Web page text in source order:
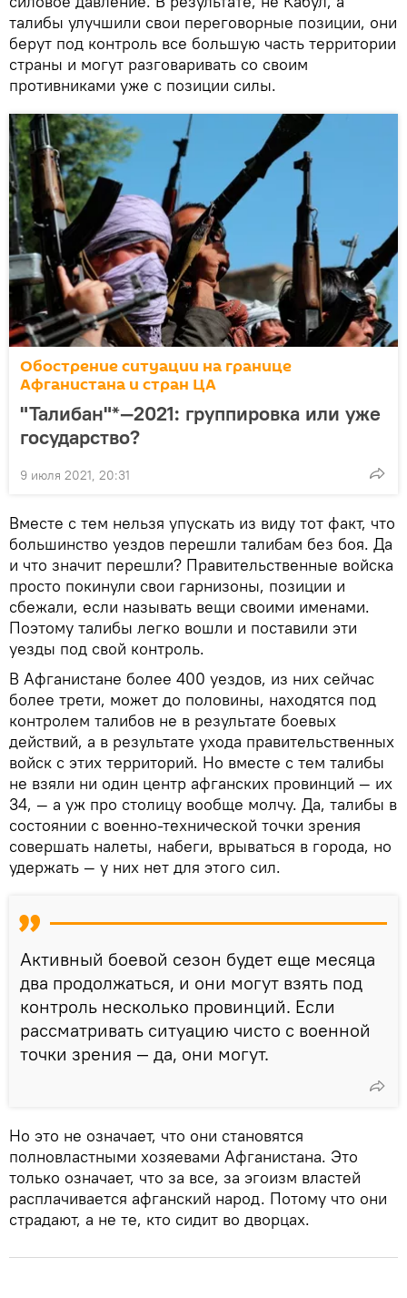
талибы улучшили свои переговорные позиции, они
берут под контроль все большую часть территории
страны и могут разговаривать со своим
противниками уже с позиции силы.
Обострение ситуации на границе
Афганистана и стран ЦА
"Талибан"*—2021: группировка или уже
государство?
9 июля 2021, 20:31
Вместе с тем нельзя упускать из виду тот факт, что
большинство уездов перешли талибам без боя. Да
и что значит перешли? Правительственные войска
просто покинули свои гарнизоны, позиции и
сбежали, если называть вещи своими именами.
Поэтому талибы легко вошли и поставили эти
уезды под свой контроль.
В Афганистане более 400 уездов, из них сейчас
более трети, может до половины, находятся под
контролем талибов не в результате боевых
действий, а в результате ухода правительственных
войск с этих территорий. Но вместе с тем талибы
не взяли ни один центр афганских провинций — их
34, — а уж про столицу вообще молчу. Да, талибы в
состоянии с военно-технической точки зрения
совершать налеты, набеги, врываться в города, но
удержать — у них нет для этого сил.
Активный боевой сезон будет еще месяца
два продолжаться, и они могут взять под
контроль несколько провинций. Если
рассматривать ситуацию чисто с военной
точки зрения — да, они могут.
Но это не означает, что они становятся
полновластными хозяевами Афганистана. Это
только означает, что за все, за эгоизм властей
расплачивается афганский народ. Потому что они
страдают, а не те, кто сидит во дворцах.